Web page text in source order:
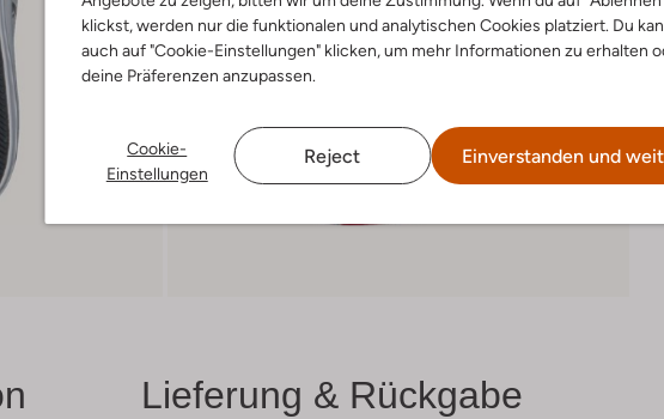
klickst, werden nur die funktionalen und analytischen Cookies platziert. Du
auch auf "Cookie-Einstellungen" klicken, um mehr Informationen zu erhalten
deine Präferenzen anzupassen.
Cookie-
Einstellungen
Reject Einverstanden und
Lieferung & Rückgabe